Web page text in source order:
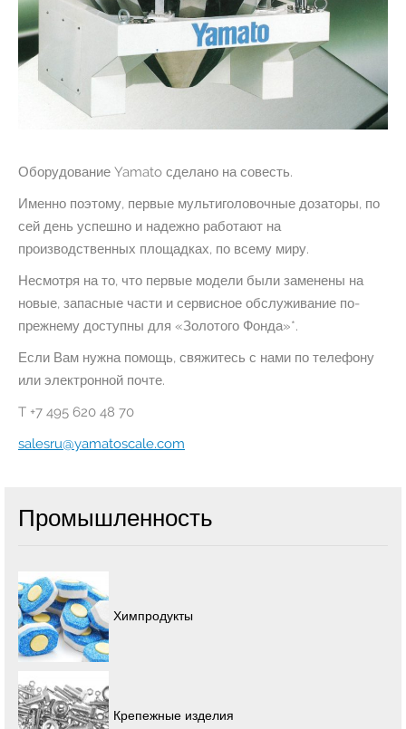
Оборудование Yamato сделано на совесть.
Именно поэтому, первые мультиголовочные дозаторы, по
сей день успешно и надежно работают на
производственных площадках, по всему миру.
Несмотря на то, что первые модели были заменены на
новые, запасные части и сервисное обслуживание по-
прежнему доступны для «Золотого Фонда»*.
Если Вам нужна помощь, свяжитесь с нами по телефону
или электронной почте.
T +7 495 620 48 70
salesru@yamatoscale.com
Промышленность
Химпродукты
Крепежные изделия